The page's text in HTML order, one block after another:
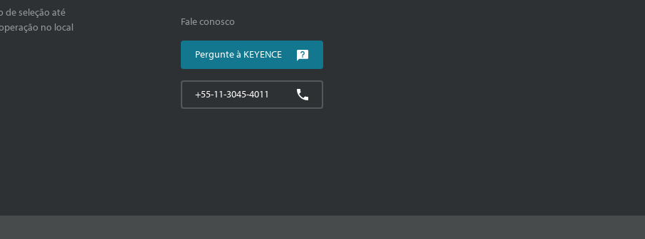
de seleção até
no local
Fale conosco
Pergunte à KEYENCE
+55-11-3045-4011